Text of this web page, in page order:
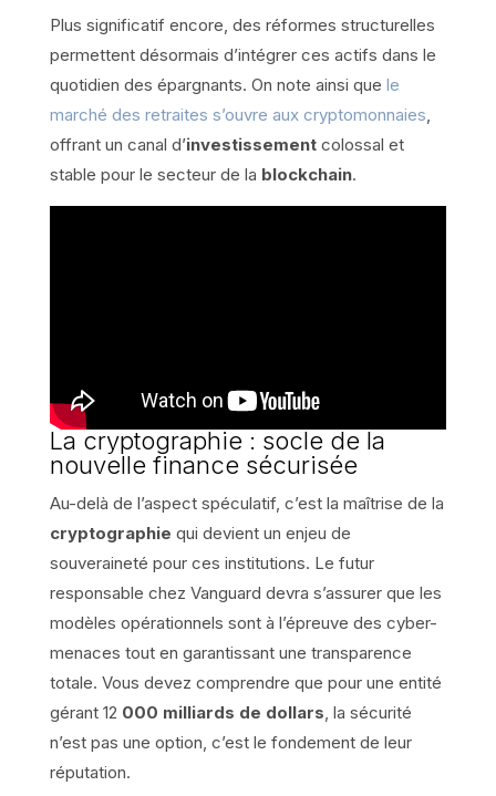
Plus significatif encore, des réformes structurelles
permettent désormais d’intégrer ces actifs dans le
quotidien des épargnants. On note ainsi que le
marché des retraites s’ouvre aux cryptomonnaies
offrant un canal d’investissementcolossal et
stable pour le secteur de la blockchain.
La cryptographie : socle de la
nouvelle finance sécurisée
Au-delà de l’aspect spéculatif, c’est la maîtrise de la
cryptographie qui devient un enjeu de
souveraineté pour ces institutions. Le futur
responsable chez Vanguard devra s’assurer que les
modèles opérationnels sont à l’épreuve des cyber-
menaces tout en garantissant une transparence
totale. Vous devez comprendre que pour une entité
gérant 12 000 milliards de dollars, la sécurité
n’est pas une option, c’est le fondement de leur
réputation.